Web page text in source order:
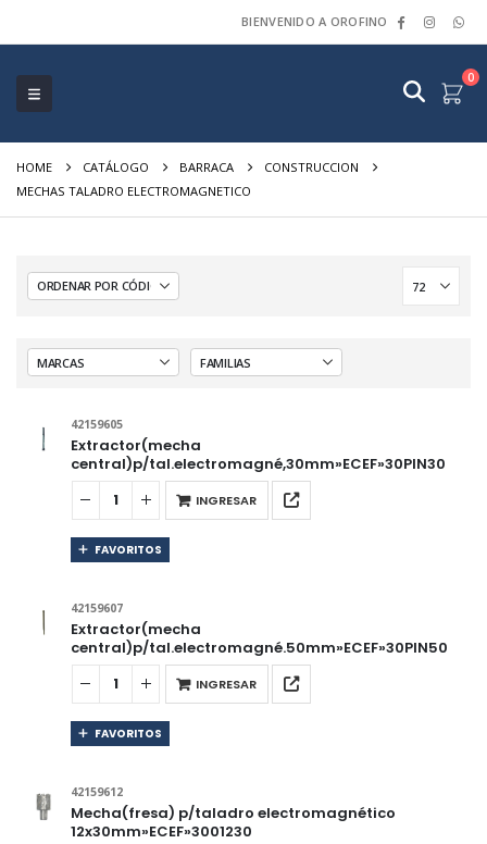
BIENVENIDO A OROFINO
0
HOME CATÁLOGO BARRACA
CONSTRUCCION
MECHAS TALADRO ELECTROMAGNETICO
42159605
Extractor(mecha
central)p/tal.electromagné,30mm»ECEF»30PIN30
INGRESAR
FAVORITOS
42159607
Extractor(mecha
central)p/tal.electromagné.50mm»ECEF»30PIN50
INGRESAR
FAVORITOS
42159612
Mecha(fresa) p/taladro electromagnético
12x30mm»ECEF»3001230